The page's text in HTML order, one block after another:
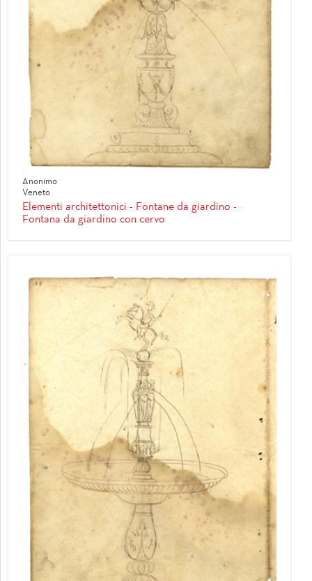
Anonimo
Veneto
Elementi architettonici - Fontane da giardino -
Fontana da giardino con cervo